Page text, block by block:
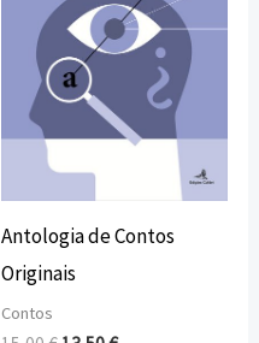
Antologia de Contos
Originais
Contos